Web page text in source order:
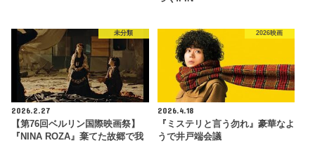
未分類
2026.2.27
【第76回ベルリン国際映画祭】
『NINA ROZA』棄てた故郷で我
2026映画
2026.4.18
『ミステリと言う勿れ』豪華なよ
うで井戸端会議